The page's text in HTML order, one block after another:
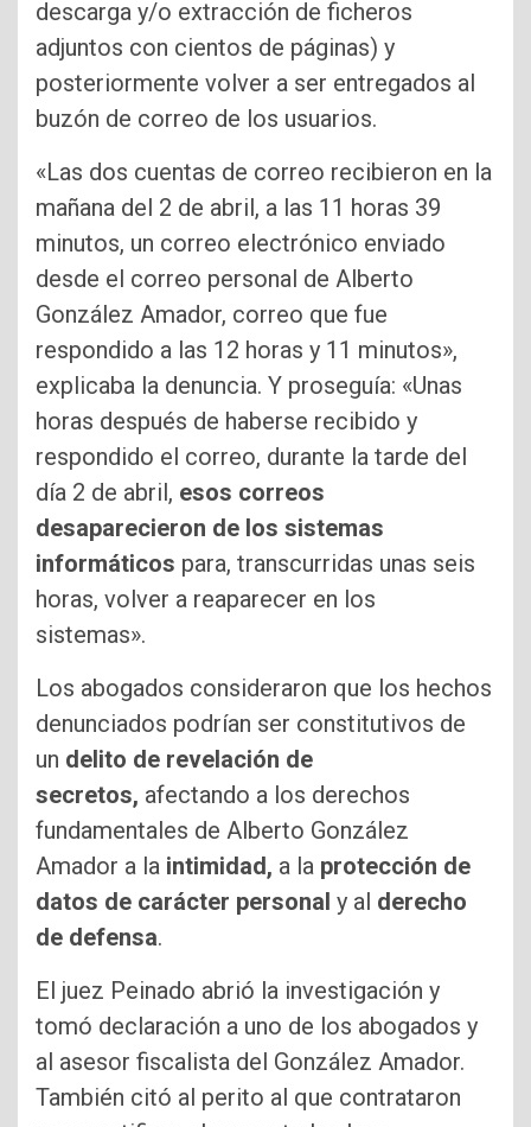
descarga y/o extracción de ficheros
adjuntos con cientos de páginas) y
posteriormente volver a ser entregados al
buzón de correo de los usuarios.
«Las dos cuentas de correo recibieron en la
mañana del 2 de abril, a las 11 horas 39
minutos, un correo electrónico enviado
desde el correo personal de Alberto
González Amador, correo que fue
respondido a las 12 horas y 11 minutos»,
explicaba la denuncia. Y proseguía: «Unas
horas después de haberse recibido y
respondido el correo, durante la tarde del
día 2 de abril, esos correos
desaparecieron de los sistemas
informáticos para, transcurridas unas seis
horas, volver a reaparecer en los
sistemas».
Los abogados consideraron que los hechos
denunciados podrían ser constitutivos de
un delito de revelación de
secretos, afectando a los derechos
fundamentales de Alberto González
Amador a la intimidad, a la protección de
datos de carácter personal y al derecho
de defensa.
El juez Peinado abrió la investigación y
tomó declaración a uno de los abogados y
al asesor fiscalista del González Amador.
También citó al perito al que contrataron